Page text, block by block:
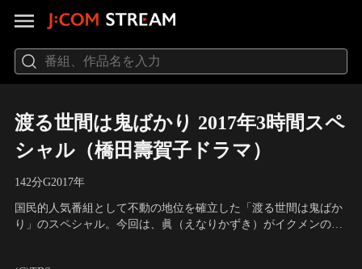
渡る世間は鬼ばかり 2017年3時間スペ
シャル（橋田壽賀子ドラマ）
142分G2017年
国民的人気番組として不動の地位を確立した「渡る世間は鬼ばか
り」のスペシャル。今回は、眞（えなりかずき）がイクメンの壁